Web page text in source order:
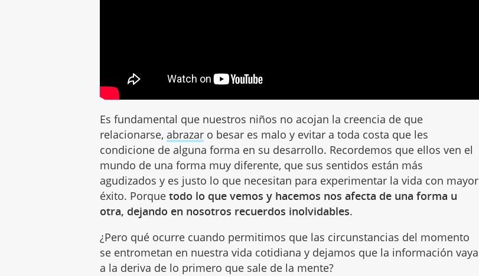
Es fundamental que nuestros niños no acojan la creencia de que
relacionarse, abrazar o besar es malo y evitar a toda costa que les
condicione de alguna forma en su desarrollo. Recordemos que ellos ven el
mundo de una forma muy diferente, que sus sentidos están más
agudizados y es justo lo que necesitan para experimentar la vida con mayor
éxito. Porquetodo lo que vemos y hacemos nos afecta de una forma u
otra, dejando en nosotros recuerdos inolvidables.
¿Pero qué ocurre cuando permitimos que las circunstancias del momento
se entrometan en nuestra vida cotidiana y dejamos que la información vaya
a la deriva de lo primero que sale de la mente?